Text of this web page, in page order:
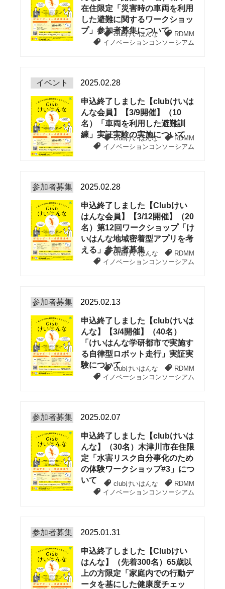
在住限定「災害時の車両を利用
した避難に関するワークショッ
プ」参加者募集について
clubけいはんな
RDMM
イノベーションコンソーシアム
イベント 2025.02.28
申込終了しました【clubけいは
んな会員】【3/9開催】（10
名）「車両を利用した避難訓
練」実証実験の実施について
clubけいはんな
RDMM
イノベーションコンソーシアム
参加者募集 2025.02.28
申込終了しました【Clubけい
はんな会員】【3/12開催】（20
名）第12回ワークショップ「け
いはんな地域密着型アプリを考
える」参加者募集
clubけいはんな
RDMM
イノベーションコンソーシアム
参加者募集 2025.02.13
申込終了しました【clubけいは
んな】【3/4開催】（40名）
「けいはんな学研都市で実施す
る自律型ロボット走行」実証実
験についてclubけいはんな
RDMM
イノベーションコンソーシアム
参加者募集 2025.02.07
申込終了しました【clubけいは
んな】（30名）木津川市在住限
定「水害リスク自分事化のため
の体験ワークショップ#3」につ
いて
clubけいはんな
RDMM
イノベーションコンソーシアム
参加者募集 2025.01.31
申込終了しました【Clubけい
はんな】（先着300名）65歳以
上の方限定「家庭内での行動デ
ータを基にした健康度チェッ